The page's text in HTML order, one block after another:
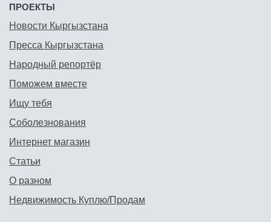
ПРОЕКТЫ
Новости Кыргызстана
Пресса Кыргызстана
Народный репортёр
Поможем вместе
Ищу тебя
Соболезнования
Интернет магазин
Статьи
О разном
Недвижимость Куплю/Продам